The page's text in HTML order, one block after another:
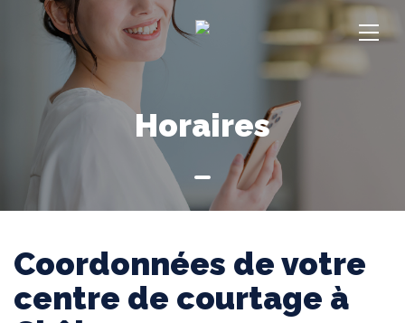
Horaires
Coordonnées de votre
centre de courtage à